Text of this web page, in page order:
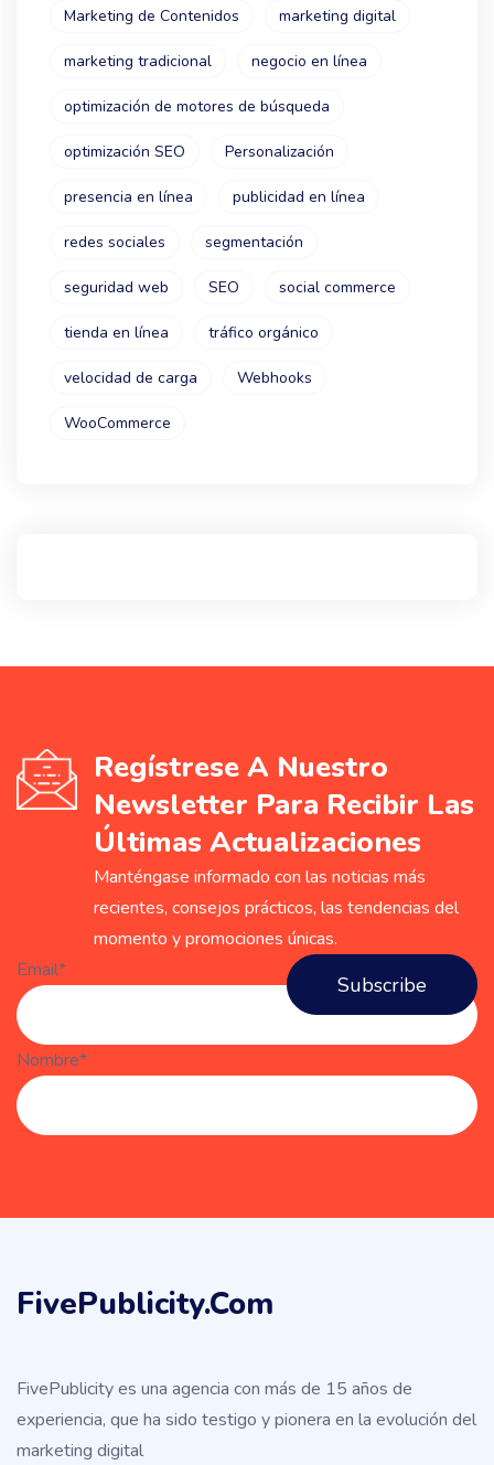
Marketing de Contenidos marketing digital
marketing tradicional negocio en línea
optimización de motores de búsqueda
optimización SEO Personalización
presencia en línea publicidad en línea
redes sociales segmentación
seguridad web SEO social commerce
tienda en línea tráfico orgánico
velocidad de carga Webhooks
WooCommerce
Regístrese A Nuestro
Newsletter Para Recibir Las
Últimas Actualizaciones
Manténgase informado con las noticias más
recientes, consejos prácticos, las tendencias del
momento y promociones únicas.
Email*
Nombre*
FivePublicity.com
FivePublicity es una agencia con más de 15 años de
experiencia, que ha sido testigo y pionera en la evolución del
marketing digital